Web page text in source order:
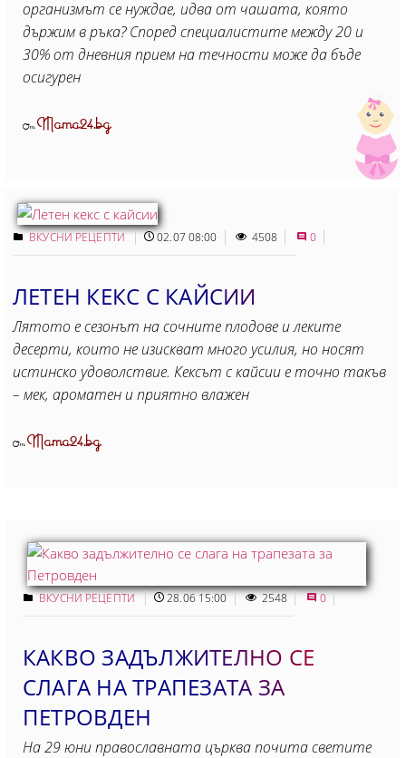
организмът се нуждае, идва от чашата, която
държим в ръка? Според специалистите между 20 и
30% от дневния прием на течности може да бъде
осигурен
ОтMama24.bg
ВКУСНИ РЕЦЕПТИ 02.07 08:00 4508 0
ЛЕТЕН КЕКС С КАЙСИИ
Лятото е сезонът на сочните плодове и леките
десерти, които не изискват много усилия, но носят
истинско удоволствие. Кексът с кайсии е точно такъв
– мек, ароматен и приятно влажен
ОтMama24.bg
ВКУСНИ РЕЦЕПТИ 28.06 15:00 2548 0
КАКВО ЗАДЪЛЖИТЕЛНО СЕ
СЛАГА НА ТРАПЕЗАТА ЗА
ПЕТРОВДЕН
На 29 юни православната църква почита светите